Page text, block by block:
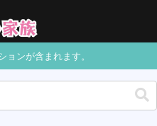
ョンが含まれます。